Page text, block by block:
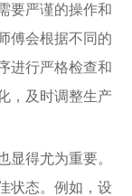
要严谨的操作和
傅会根据不同的
进行严格检查和
，及时调整生产
显得尤为重要。
状态。例如，设